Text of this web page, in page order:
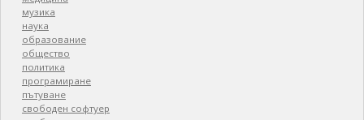
музика
наука
образование
общество
политика
програмиране
пътуване
свободен софтуер